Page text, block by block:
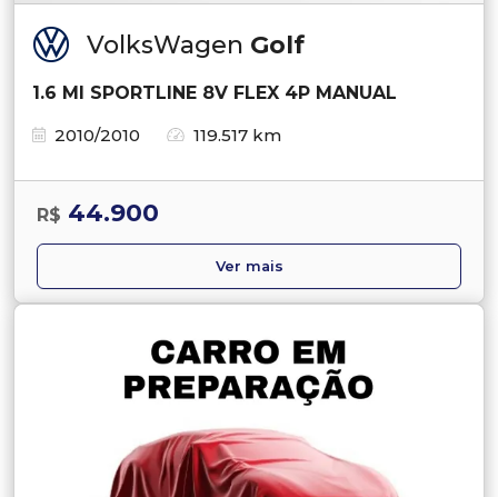
VolksWagen Golf
1.6 MI SPORTLINE 8V FLEX 4P MANUAL
2010/2010
119.517 km
R$ 44.900
Ver mais